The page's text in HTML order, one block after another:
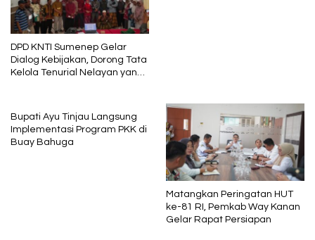
DPD KNTI Sumenep Gelar
Dialog Kebijakan, Dorong Tata
Kelola Tenurial Nelayan yang
Bupati Ayu Tinjau Langsung
Implementasi Program PKK di
Buay Bahuga
Matangkan Peringatan HUT
ke-81 RI, Pemkab Way Kanan
Gelar Rapat Persiapan